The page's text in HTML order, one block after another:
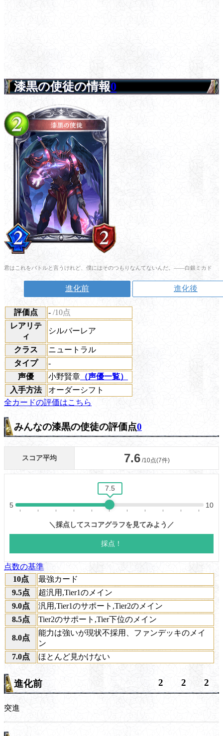
漆黒の使徒の情報0
君はこれをバトルと言うけれど、僕にはそのつもりなんてないんだ。――白銀ミカド
進化前 進化後
評価点 - /10点
レアリテ
ィ
シルバーレア
クラス
ニュートラル
タイプ
-
声優
小野賢章 （声優一覧）
入手方法
オーダーシフト
全カードの評価はこちら
みんなの漆黒の使徒の評価点0
点数の基準
10点
最強カード
9.5点
超汎用,Tier1のメイン
9.0点
汎用,Tier1のサポート,Tier2のメイン
8.5点
Tier2のサポート,Tier下位のメイン
8.0点
能力は強いが現状不採用、ファンデッキのメイ
ン
7.0点
ほとんど見かけない
進化前 2 2 2
突進